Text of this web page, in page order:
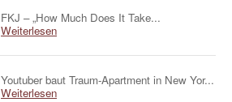
FKJ – „How Much Does It Take...
Weiterlesen
Youtuber baut Traum-Apartment in New Yor...
Weiterlesen